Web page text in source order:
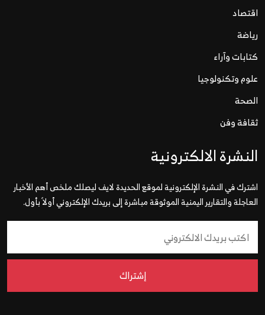
اقتصاد
رياضة
كتابات وآراء
علوم وتكنولوجيا
الصحة
ثقافة وفن
النشرة الالكترونية
اشترك في النشرة الإلكترونية لموقع الحديدة لايف ليصلك ملخص أهم الأخبار
العاجلة والتقارير اليمنية الموثوقة مباشرة إلى بريدك الإلكتروني أولاً بأول.
إشتراك